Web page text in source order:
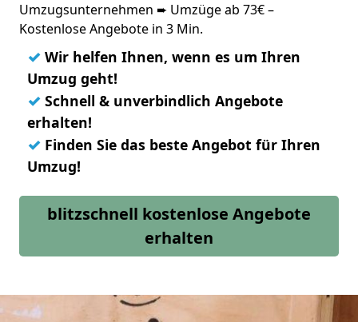
Umzugsunternehmen ➨ Umzüge ab 73€ –
Kostenlose Angebote in 3 Min.
✓ Wir helfen Ihnen, wenn es um Ihren
Umzug geht!
✓ Schnell & unverbindlich Angebote
erhalten!
✓ Finden Sie das beste Angebot für Ihren
Umzug!
blitzschnell kostenlose Angebote
erhalten